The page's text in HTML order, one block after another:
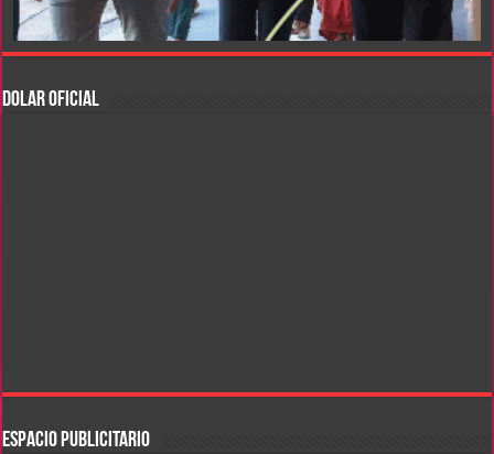
DOLAR OFICIAL
ESPACIO PUBLICITARIO